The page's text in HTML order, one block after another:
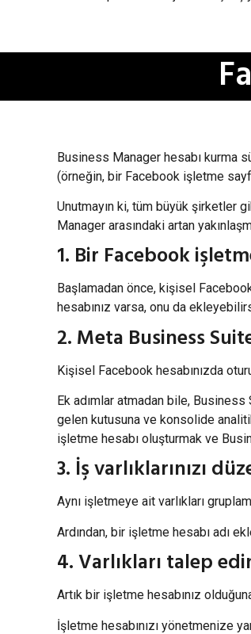
Business Manager hesabı kurma
(örneğin, bir Facebook işletme
Unutmayın ki, tüm büyük şirketler
Manager arasındaki artan
1. Bir Facebook
Başlamadan önce, kişisel
hesabınız varsa, onu da
2. Meta Business
Kişisel Facebook hesabınızda
Ek adımlar atmadan bile,
gelen kutusuna ve konsolide
işletme hesabı oluşturmak ve
3. İş varlıklarınızı
Aynı işletmeye ait varlıkları
Ardından, bir işletme hesabı adı
4. Varlıkları talep
Artık bir işletme hesabınız
İşletme hesabınızı yönetmenize